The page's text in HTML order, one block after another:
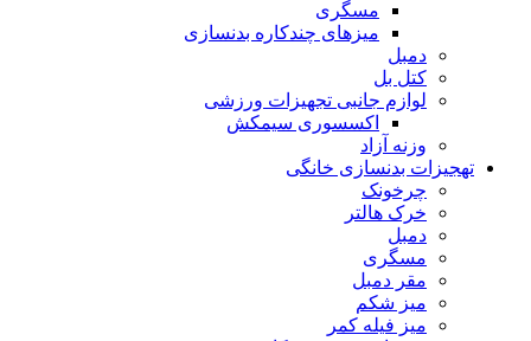
مسگری
میزهای چندکاره بدنسازی
دمبل
کتل بل
لوازم جانبی تجهیزات ورزشی
اکسسوری سیمکش
وزنه آزاد
تهجیزات بدنسازی خانگی
چرخونک
خرک هالتر
دمبل
مسگری
مقر دمبل
میز شکم
میز فیله کمر